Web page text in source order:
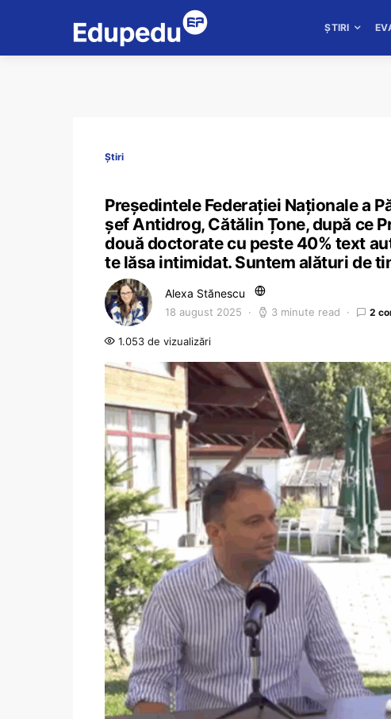
ȘTIRI
Știri
Președintele Federației Naționale a
șef Antidrog, Cătălin Țone, după ce
două doctorate cu peste 40% text
te lăsa intimidat. Suntem alături de
Alexa Stănescu
18 august 2025 3 minute read 2
1.053 de vizualizări